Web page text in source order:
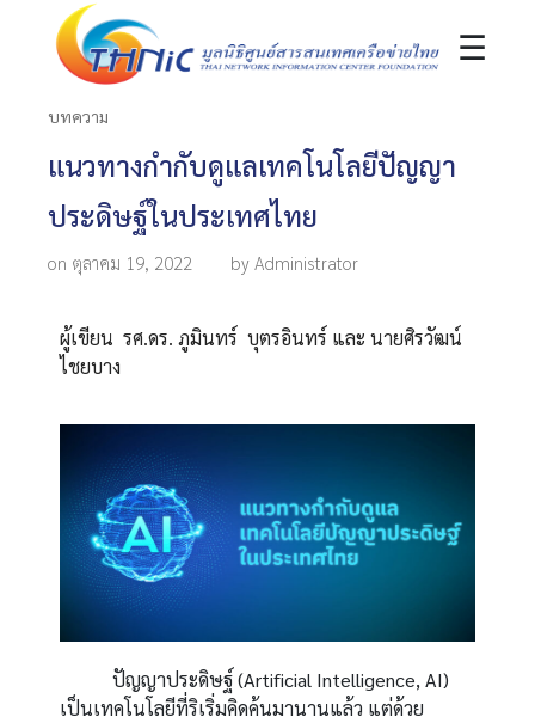
☰
บทความ
แนวทางกำกับดูแลเทคโนโลยีปัญญา
ประดิษฐ์ในประเทศไทย
on ตุลาคม 19, 2022 by Administrator
ผู้เขียน รศ.ดร. ภูมินทร์ บุตรอินทร์ และ นายศิรวัฒน์
ไชยบาง
ปัญญาประดิษฐ์ (Artificial Intelligence, AI)
เป็นเทคโนโลยีที่ริเริ่มคิดค้นมานานแล้ว แต่ด้วย